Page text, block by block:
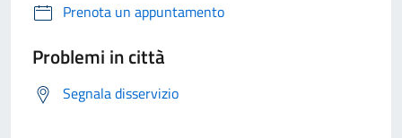
Prenota un appuntamento
Problemi in città
Segnala disservizio